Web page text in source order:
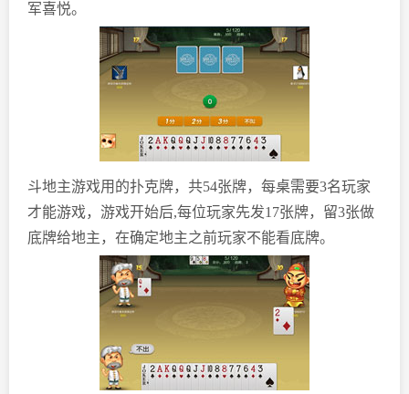
军喜悦。
斗地主游戏用的扑克牌，共54张牌，每桌需要3名玩家
才能游戏，游戏开始后,每位玩家先发17张牌，留3张做
底牌给地主，在确定地主之前玩家不能看底牌。